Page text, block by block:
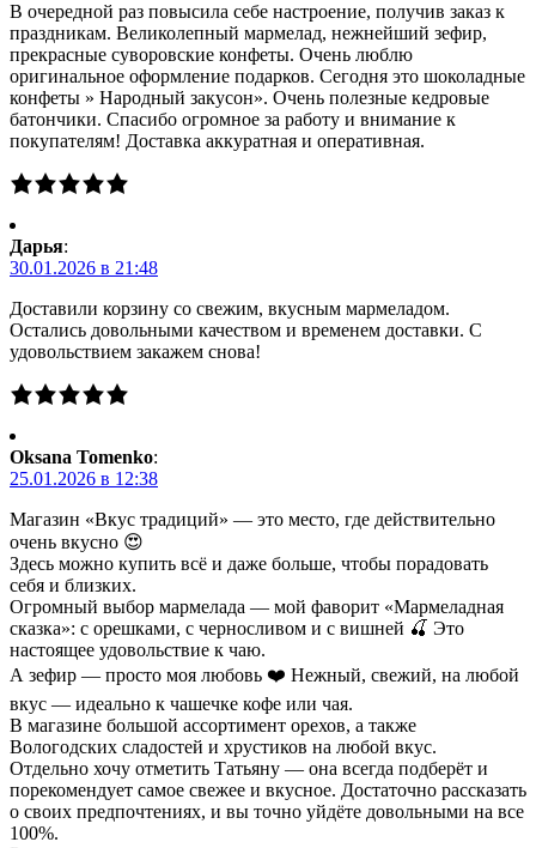
В очередной раз повысила себе настроение, получив заказ к
праздникам. Великолепный мармелад, нежнейший зефир,
прекрасные суворовские конфеты. Очень люблю
оригинальное оформление подарков. Сегодня это шоколадные
конфеты » Народный закусон». Очень полезные кедровые
батончики. Спасибо огромное за работу и внимание к
покупателям! Доставка аккуратная и оперативная.
Дарья:
30.01.2026 в 21:48
Доставили корзину со свежим, вкусным мармеладом.
Остались довольными качеством и временем доставки. С
удовольствием закажем снова!
Oksana Tomenko:
25.01.2026 в 12:38
Магазин «Вкус традиций» — это место, где действительно
очень вкусно 😍
Здесь можно купить всё и даже больше, чтобы порадовать
себя и близких.
Огромный выбор мармелада — мой фаворит «Мармеладная
сказка»: с орешками, с черносливом и с вишней 🍒 Это
настоящее удовольствие к чаю.
А зефир — просто моя любовь ❤️ Нежный, свежий, на любой
вкус — идеально к чашечке кофе или чая.
В магазине большой ассортимент орехов, а также
Вологодских сладостей и хрустиков на любой вкус.
Отдельно хочу отметить Татьяну — она всегда подберёт и
порекомендует самое свежее и вкусное. Достаточно рассказать
о своих предпочтениях, и вы точно уйдёте довольными на все
100%.